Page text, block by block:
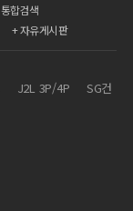
통합검색
자유게시판
J2L 3P/4P
SG건